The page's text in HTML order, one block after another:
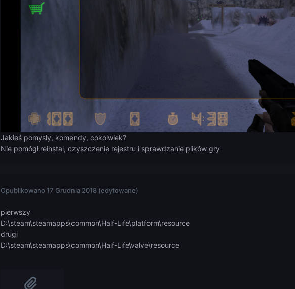
Jakieś pomysły, komendy, cokolwiek?
Nie pomógł reinstal, czyszczenie rejestru i sprawdzanie plików gry
Opublikowano 17 Grudnia 2018 (edytowane)
pierwszy
D:\steam\steamapps\common\Half-Life\platform\resource
drugi
D:\steam\steamapps\common\Half-Life\valve\resource